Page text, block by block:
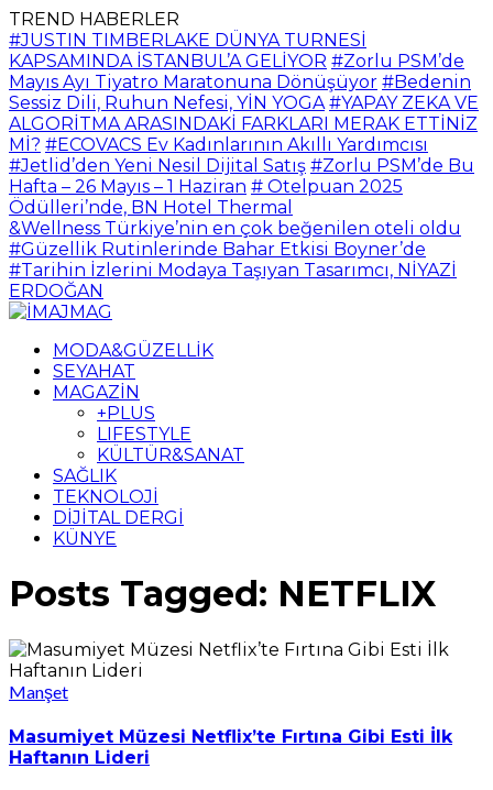
TREND HABERLER
#JUSTIN TIMBERLAKE DÜNYA TURNESİ
KAPSAMINDA İSTANBUL’A GELİYOR #Zorlu PSM’de
Mayıs Ayı Tiyatro Maratonuna Dönüşüyor #Bedenin
Sessiz Dili, Ruhun Nefesi, YİN YOGA #YAPAY ZEKA VE
ALGORİTMA ARASINDAKİ FARKLARI MERAK ETTİNİZ
Mİ? #ECOVACS Ev Kadınlarının Akıllı Yardımcısı
#Jetlid’den Yeni Nesil Dijital Satış #Zorlu PSM’de Bu
Hafta – 26 Mayıs – 1 Haziran # Otelpuan 2025
Ödülleri’nde, BN Hotel Thermal
&Wellness Türkiye’nin en çok beğenilen oteli oldu
#Güzellik Rutinlerinde Bahar Etkisi Boyner’de
#Tarihin İzlerini Modaya Taşıyan Tasarımcı, NİYAZİ
ERDOĞAN
MODA&GÜZELLİK
SEYAHAT
MAGAZİN
+PLUS
LIFESTYLE
KÜLTÜR&SANAT
SAĞLIK
TEKNOLOJİ
DİJİTAL DERGİ
KÜNYE
Posts Tagged: NETFLIX
Manşet
Masumiyet Müzesi Netflix’te Fırtına Gibi Esti İlk
Haftanın Lideri